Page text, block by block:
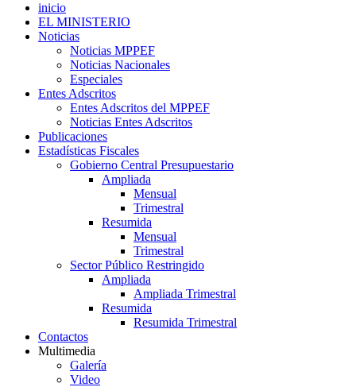
inicio
EL MINISTERIO
Noticias
Noticias MPPEF
Noticias Nacionales
Especiales
Entes Adscritos
Entes Adscritos del MPPEF
Noticias Entes Adscritos
Publicaciones
Estadísticas Fiscales
Gobierno Central Presupuestario
Ampliada
Mensual
Trimestral
Resumida
Mensual
Trimestral
Sector Público Restringido
Ampliada
Ampliada Trimestral
Resumida
Resumida Trimestral
Contactos
Multimedia
Galería
Video